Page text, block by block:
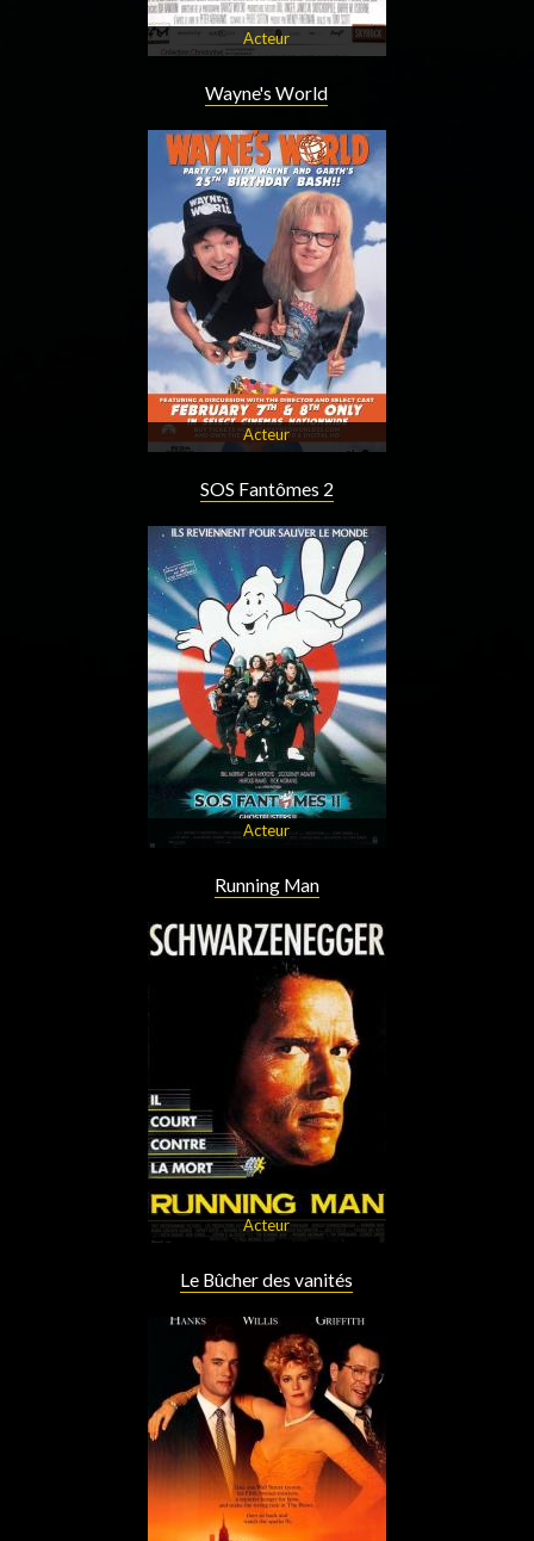
Acteur
Wayne's World
Acteur
SOS Fantômes 2
Acteur
Running Man
Acteur
Le Bûcher des vanités